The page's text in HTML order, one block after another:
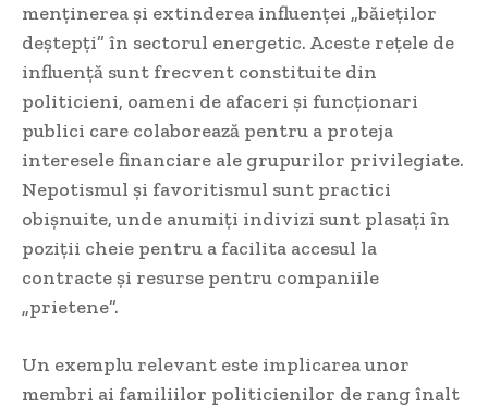
menținerea și extinderea influenței „băieților
deștepți” în sectorul energetic. Aceste rețele de
influență sunt frecvent constituite din
politicieni, oameni de afaceri și funcționari
publici care colaborează pentru a proteja
interesele financiare ale grupurilor privilegiate.
Nepotismul și favoritismul sunt practici
obișnuite, unde anumiți indivizi sunt plasați în
poziții cheie pentru a facilita accesul la
contracte și resurse pentru companiile
„prietene”.
Un exemplu relevant este implicarea unor
membri ai familiilor politicienilor de rang înalt